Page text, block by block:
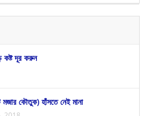
কষ্ট দূর করুন
মজার কৌতুক) হাঁসতে নেই মানা